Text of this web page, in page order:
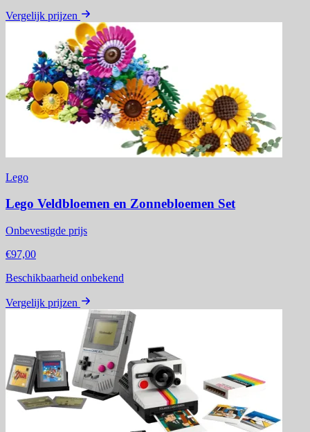
Vergelijk prijzen
Lego
Lego Veldbloemen en Zonnebloemen Set
Onbevestigde prijs
€97,00
Beschikbaarheid onbekend
Vergelijk prijzen